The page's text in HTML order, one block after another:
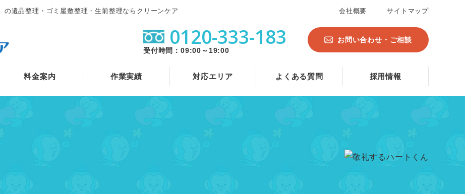
遺品整理・ゴミ屋敷整理・生前整理ならクリーンケア 会社概要 サイトマップ
0120-333-183
受付時間：09:00～19:00
お問い合わせ・ご相談
料金案内 作業実績 対応エリア よくある質問 採用情報